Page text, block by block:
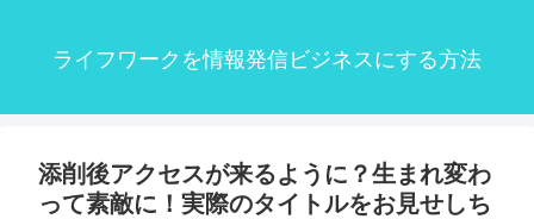
ライフワークを情報発信ビジネスにする方法
添削後アクセスが来るように？生まれ変わ
って素敵に！実際のタイトルをお見せしち